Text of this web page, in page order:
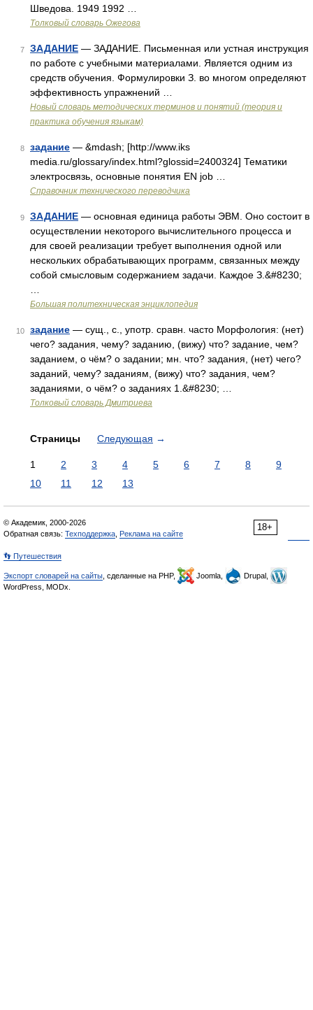
Шведова. 1949 1992 …
Толковый словарь Ожегова
7 ЗАДАНИЕ — ЗАДАНИЕ. Письменная или устная инструкция
по работе с учебными материалами. Является одним из
средств обучения. Формулировки З. во многом определяют
эффективность упражнений …
Новый словарь методических терминов и понятий (теория и
практика обучения языкам)
8 задание — &mdash; [http://www.iks
media.ru/glossary/index.html?glossid=2400324] Тематики
электросвязь, основные понятия EN job …
Справочник технического переводчика
9 ЗАДАНИЕ — основная единица работы ЭВМ. Оно состоит в
осуществлении некоторого вычислительного процесса и
для своей реализации требует выполнения одной или
нескольких обрабатывающих программ, связанных между
собой смысловым содержанием задачи. Каждое З.&#8230;
Большая политехническая энциклопедия
10 задание — сущ., с., употр. сравн. часто Морфология: (нет)
чего? задания, чему? заданию, (вижу) что? задание, чем?
заданием, о чём? о задании; мн. что? задания, (нет) чего?
заданий, чему? заданиям, (вижу) что? задания, чем?
заданиями, о чём? о заданиях 1.&#8230; …
Толковый словарь Дмитриева
Страницы Следующая →
1 2 3 4 5 6 7 8
9
10
11 12 13
18+
© Академик, 2000-2026
Обратная связь: Техподдержка Реклама на сайте
👣 Путешествия
Экспорт словарей на сайты , сделанные на PHP, Joomla,
Drupal,
WordPress, MODx.